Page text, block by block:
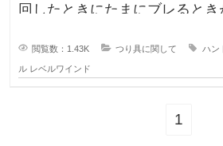
回したときにたまにブレるとき
閲覧数：1.43K つり具に関して ハン
ル レベルワインド
1